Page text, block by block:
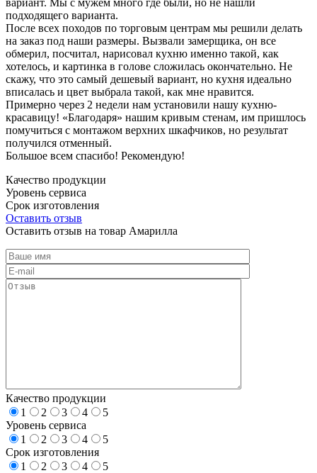
подходящего варианта.
После всех походов по торговым центрам мы решили делать
на заказ под наши размеры. Вызвали замерщика, он все
обмерил, посчитал, нарисовал кухню именно такой, как
хотелось, и картинка в голове сложилась окончательно. Не
скажу, что это самый дешевый вариант, но кухня идеально
вписалась и цвет выбрала такой, как мне нравится.
Примерно через 2 недели нам установили нашу кухню-
красавицу! «Благодаря» нашим кривым стенам, им пришлось
помучиться с монтажом верхних шкафчиков, но результат
получился отменный.
Большое всем спасибо! Рекомендую!
Качество продукции
Уровень сервиса
Срок изготовления
Оставить отзыв
Оставить отзыв на товар Амарилла
Качество продукции
1
2 3 4
5
Уровень сервиса
1
2 3 4
5
Срок изготовления
1
2 3 4
5